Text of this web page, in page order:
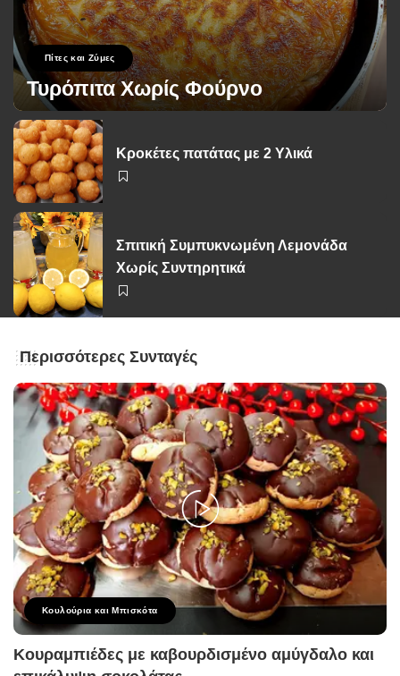
Πίτες και Ζύμες
Τυρόπιτα Χωρίς Φούρνο
Posted
by
George Zolis 17 Σεπτεμβρίου 2024
Κροκέτες πατάτας με 2 Υλικά
Σπιτική Συμπυκνωμένη Λεμονάδα
Χωρίς Συντηρητικά
Περισσότερες Συνταγές
Κουλούρια και Μπισκότα
Κουραμπιέδες με καβουρδισμένο αμύγδαλο και